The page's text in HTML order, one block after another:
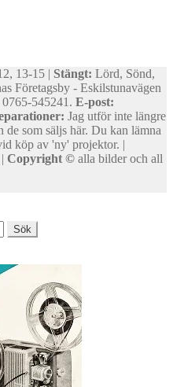
13-15 | Stängt: Lörd, Sönd,
Företagsby - Eskilstunavägen
0765-545241. E-post:
Jag utför inte längre
de som säljs här. Du kan lämna
köp av 'ny' projektor. |
Copyright © alla bilder och all
Sök